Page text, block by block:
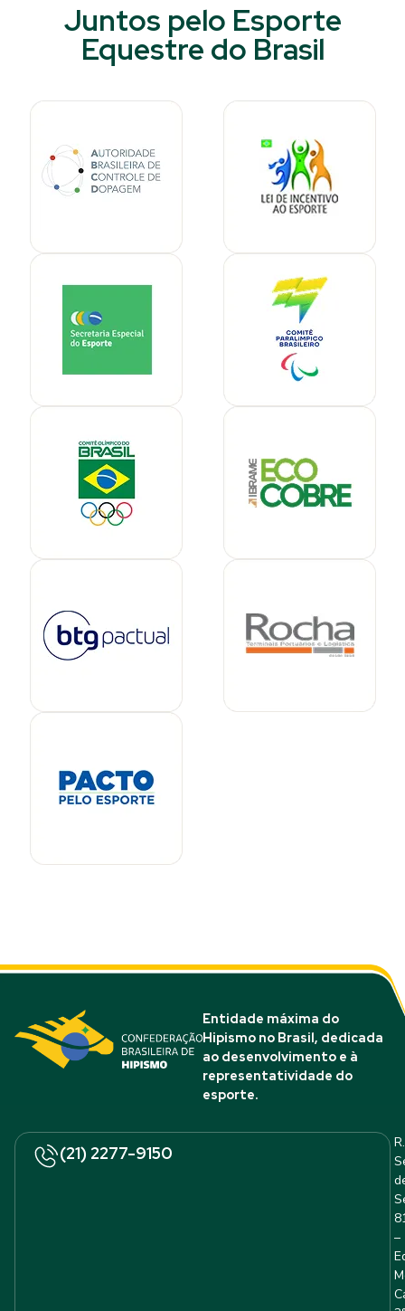
Juntos pelo Esporte
Equestre do Brasil​
Entidade máxima do
Hipismo no Brasil, dedicada
ao desenvolvimento e à
representatividade do
esporte.
(21) 2277-9150
R.
–